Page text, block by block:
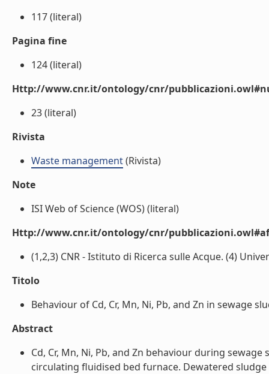
117 (literal)
Pagina fine
124 (literal)
Http://www.cnr.it/ontology/cnr/
23 (literal)
Rivista
Waste management(Rivista)
Note
ISI Web of Science (WOS) (literal)
Http://www.cnr.it/ontology/cnr/
(1,2,3) CNR - Istituto di Ricerca sulle Acque. (4)
Titolo
Behaviour of Cd, Cr, Mn, Ni, Pb, and Zn in sewage
Abstract
Cd, Cr, Mn, Ni, Pb, and Zn behaviour during
circulating fluidised bed furnace. Dewatered